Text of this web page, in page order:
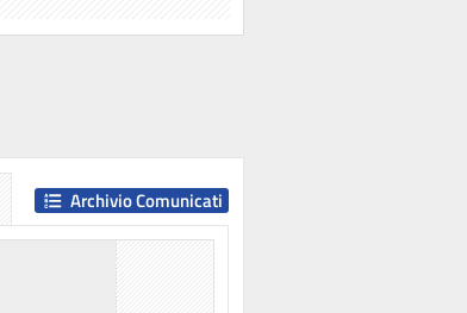
Archivio Comunicati